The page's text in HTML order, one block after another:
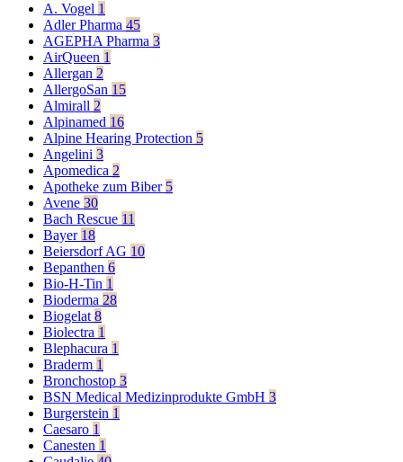
A. Vogel 1
Adler Pharma 45
AGEPHA Pharma 3
AirQueen 1
Allergan 2
AllergoSan 15
Almirall 2
Alpinamed 16
Alpine Hearing Protection 5
Angelini 3
Apomedica 2
Apotheke zum Biber 5
Avene 30
Bach Rescue 11
Bayer 18
Beiersdorf AG 10
Bepanthen 6
Bio-H-Tin 1
Bioderma 28
Biogelat 8
Biolectra 1
Blephacura 1
Braderm 1
Bronchostop 3
BSN Medical Medizinprodukte GmbH 3
Burgerstein 1
Caesaro 1
Canesten 1